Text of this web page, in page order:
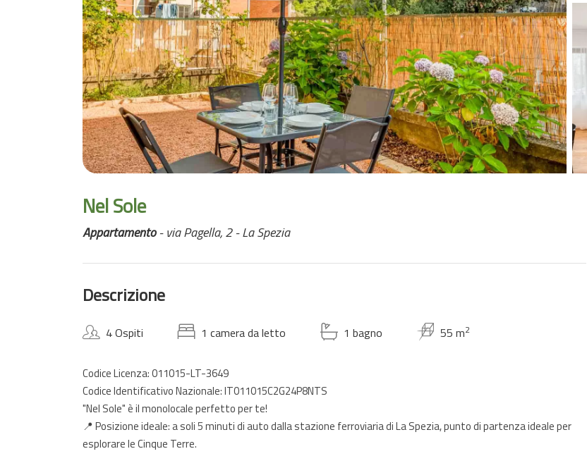
Nel Sole
Appartamento- via Pagella, 2 - La Spezia
Descrizione
4 Ospiti 1 camera da letto 1 bagno 55 m2
Codice Licenza: 011015-LT-3649
Codice Identificativo Nazionale: IT011015C2G24P8NTS
"Nel Sole" è il monolocale perfetto per te!
📍 Posizione ideale: a soli 5 minuti di auto dalla stazione ferroviaria di La Spezia, punto di partenza ideale per
esplorare le Cinque Terre.